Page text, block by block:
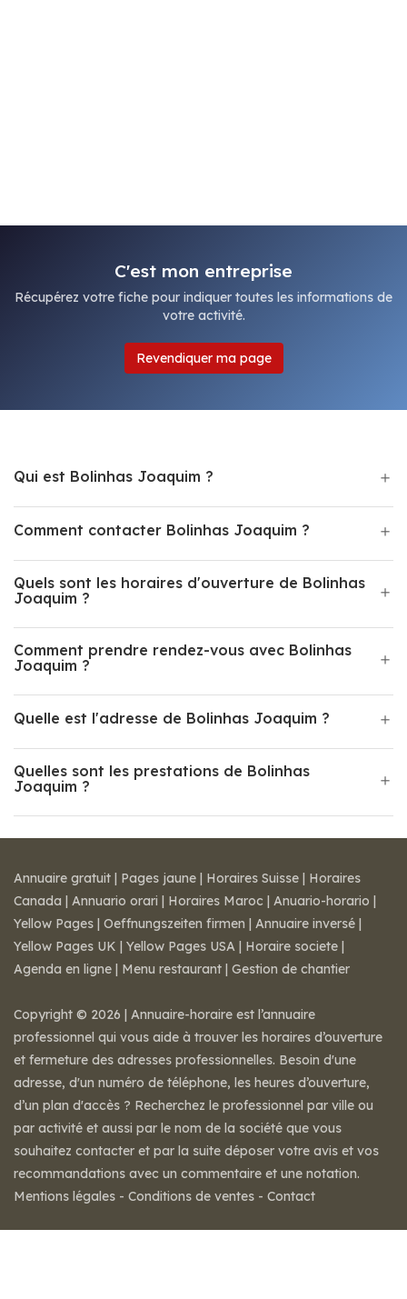
C'est mon entreprise
Récupérez votre fiche pour indiquer toutes les informations de
votre activité.
Revendiquer ma page
Qui est Bolinhas Joaquim ?
Comment contacter Bolinhas Joaquim ?
Quels sont les horaires d'ouverture de Bolinhas
Joaquim ?
Comment prendre rendez-vous avec Bolinhas
Joaquim ?
Quelle est l'adresse de Bolinhas Joaquim ?
Quelles sont les prestations de Bolinhas
Joaquim ?
Annuaire gratuit | Pages jaune | Horaires Suisse | Horaires
Canada | Annuario orari | Horaires Maroc | Anuario-horario |
Yellow Pages | Oeffnungszeiten firmen | Annuaire inversé |
Yellow Pages UK | Yellow Pages USA | Horaire societe |
Agenda en ligne | Menu restaurant | Gestion de chantier
Copyright © 2026 | Annuaire-horaire est l’annuaire
professionnel qui vous aide à trouver les horaires d’ouverture
et fermeture des adresses professionnelles. Besoin d'une
adresse, d'un numéro de téléphone, les heures d’ouverture,
d’un plan d'accès ? Recherchez le professionnel par ville ou
par activité et aussi par le nom de la société que vous
souhaitez contacter et par la suite déposer votre avis et vos
recommandations avec un commentaire et une notation.
Mentions légales - Conditions de ventes - Contact